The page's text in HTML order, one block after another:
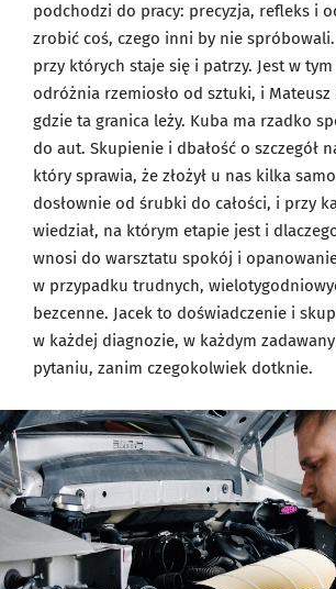
podchodzi do pracy: precyzja, refleks i
zrobić coś, czego inni by nie spróbowali.
przy których staje się i patrzy. Jest w tym
odróżnia rzemiosło od sztuki, i Mateusz
gdzie ta granica leży. Kuba ma rzadko
do aut. Skupienie i dbałość o szczegół
który sprawia, że złożył u nas kilka
dosłownie od śrubki do całości, i przy
wiedział, na którym etapie jest i
wnosi do warsztatu spokój i
w przypadku trudnych,
bezcenne. Jacek to doświadczenie i
w każdej diagnozie, w każdym
pytaniu, zanim czegokolwiek dotknie.